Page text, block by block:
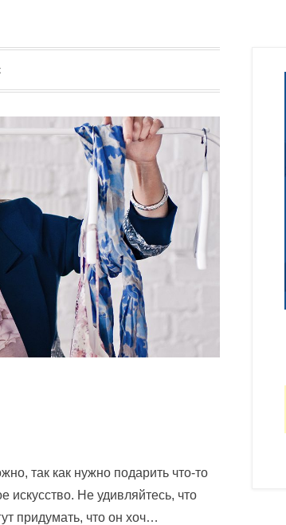
так как нужно подарить что-то
искусство. Не удивляйтесь, что
придумать, что он хоч…